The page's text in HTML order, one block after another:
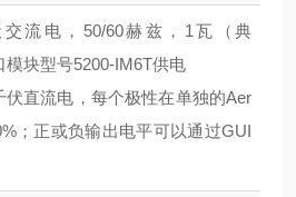
流电，50/60赫兹，1瓦（典
模块型号5200-IM6T供电
伏直流电，每个极性在单独的Aer
；正或负输出电平可以通过GUI